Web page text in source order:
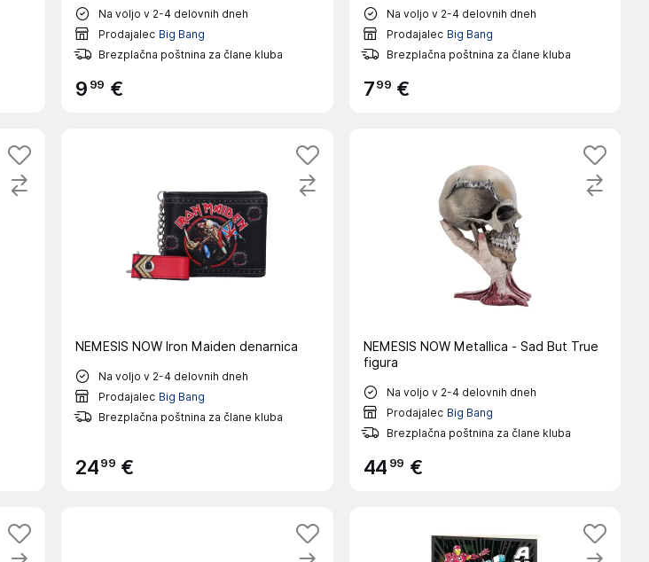
Na voljo v 2-4 delovnih dneh
Prodajalec Big Bang
Brezplačna poštnina za člane kluba
9 99 €
Na voljo v 2-4 delovnih dneh
Prodajalec Big Bang
Brezplačna poštnina za člane kluba
799 €
NEMESIS NOW Iron Maiden denarnica
Na voljo v 2-4 delovnih dneh
Prodajalec Big Bang
Brezplačna poštnina za člane kluba
2499 €
NEMESIS NOW Metallica - Sad But True
figura
Na voljo v 2-4 delovnih dneh
Prodajalec Big Bang
Brezplačna poštnina za člane kluba
44 99 €